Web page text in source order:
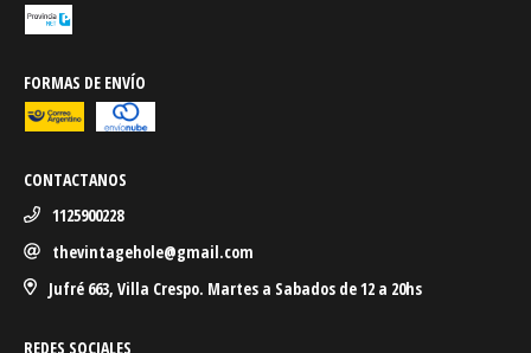
FORMAS DE ENVÍO
CONTACTANOS
1125900228
thevintagehole@gmail.com
Jufré 663, Villa Crespo. Martes a Sabados de 12 a 20hs
REDES SOCIALES